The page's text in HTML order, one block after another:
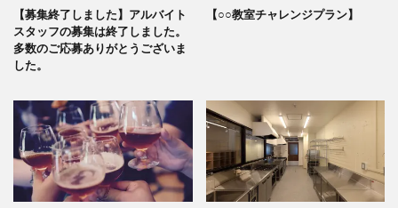
【募集終了しました】アルバイト
スタッフの募集は終了しました。
多数のご応募ありがとうございま
した。
【○○教室チャレンジプラン】